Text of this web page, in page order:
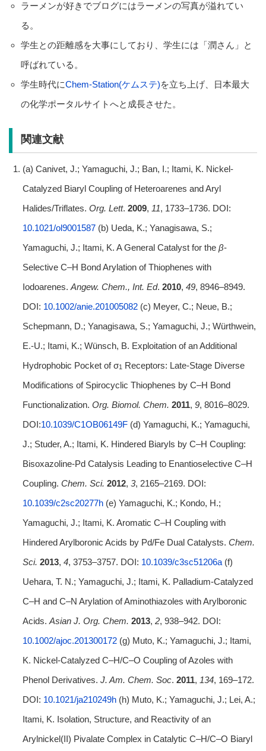
ラーメンが好きでブログにはラーメンの写真が溢れてい
る。
学生との距離感を大事にしており、学生には「潤さん」と
呼ばれている。
学生時代にChem-Station(ケムステ)を立ち上げ、日本最大
の化学ポータルサイトへと成長させた。
関連文献
(a) Canivet, J.; Yamaguchi, J.; Ban, I.; Itami, K. Nickel-
Catalyzed Biaryl Coupling of Heteroarenes and Aryl
Halides/Triflates. Org. Lett. 2009, 11, 1733–1736. DOI:
10.1021/ol9001587(b) Ueda, K.; Yanagisawa, S.;
Yamaguchi, J.; Itami, K. A General Catalyst for the β‐
Selective C–H Bond Arylation of Thiophenes with
Iodoarenes. Angew. Chem., Int. Ed. 2010, 49, 8946–8949.
DOI: 10.1002/anie.201005082(c) Meyer, C.; Neue, B.;
Schepmann, D.; Yanagisawa, S.; Yamaguchi, J.; Würthwein,
E.-U.; Itami, K.; Wünsch, B. Exploitation of an Additional
Hydrophobic Pocket of σ1 Receptors: Late-Stage Diverse
Modifications of Spirocyclic Thiophenes by C–H Bond
Functionalization. Org. Biomol. Chem. 2011, 9, 8016–8029.
DOI:10.1039/C1OB06149F(d) Yamaguchi, K.; Yamaguchi,
J.; Studer, A.; Itami, K. Hindered Biaryls by C–H Coupling:
Bisoxazoline-Pd Catalysis Leading to Enantioselective C–H
Coupling. Chem. Sci. 2012, 3, 2165–2169. DOI:
10.1039/c2sc20277h(e) Yamaguchi, K.; Kondo, H.;
Yamaguchi, J.; Itami, K. Aromatic C–H Coupling with
Hindered Arylboronic Acids by Pd/Fe Dual Catalysts. Chem.
Sci. 2013, 4, 3753–3757. DOI: 10.1039/c3sc51206a(f)
Uehara, T. N.; Yamaguchi, J.; Itami, K. Palladium‐Catalyzed
C–H and C–N Arylation of Aminothiazoles with Arylboronic
Acids. Asian J. Org. Chem. 2013, 2, 938–942. DOI:
10.1002/ajoc.201300172(g) Muto, K.; Yamaguchi, J.; Itami,
K. Nickel-Catalyzed C–H/C–O Coupling of Azoles with
Phenol Derivatives. J. Am. Chem. Soc. 2011, 134, 169–172.
DOI: 10.1021/ja210249h(h) Muto, K.; Yamaguchi, J.; Lei, A.;
Itami, K. Isolation, Structure, and Reactivity of an
Arylnickel(II) Pivalate Complex in Catalytic C–H/C–O Biaryl